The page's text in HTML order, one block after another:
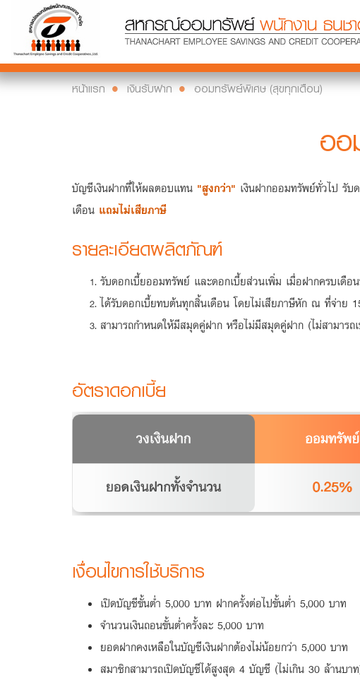
หน้าแรก เงินรับฝาก ออมทรัพย์พิเศษ (สุขทุกเดือน)
ออ
บัญชีเงินฝากที่ให้ผลตอบแทน "สูงกว่า" เงินฝากออมทรัพย์ทั่วไป รับ
เดือน แถมไม่เสียภาษี
รายละเอียดผลิตภัณฑ์
รับดอกเบี้ยออมทรัพย์ และดอกเบี้ยส่วนเพิ่ม เมื่อฝากครบเดือ
ได้รับดอกเบี้ยทบต้นทุกสิ้นเดือน โดยไม่เสียภาษีหัก ณ ที่จ่าย
สามารถกำหนดให้มีสมุดคู่ฝาก หรือไม่มีสมุดคู่ฝาก (ไม่สามาร
อัตราดอกเบี้ย
เงื่อนไขการใช้บริการ
เปิดบัญชีขั้นต่ำ 5,000 บาท ฝากครั้งต่อไปขั้นต่ำ 5,000 บาท
จำนวนเงินถอนขั้นต่ำครั้งละ 5,000 บาท
ยอดฝากคงเหลือในบัญชีเงินฝากต้องไม่น้อยกว่า 5,000 บาท
สมาชิกสามารถเปิดบัญชีได้สูงสุด 4 บัญชี (ไม่เกิน 30 ล้านบา